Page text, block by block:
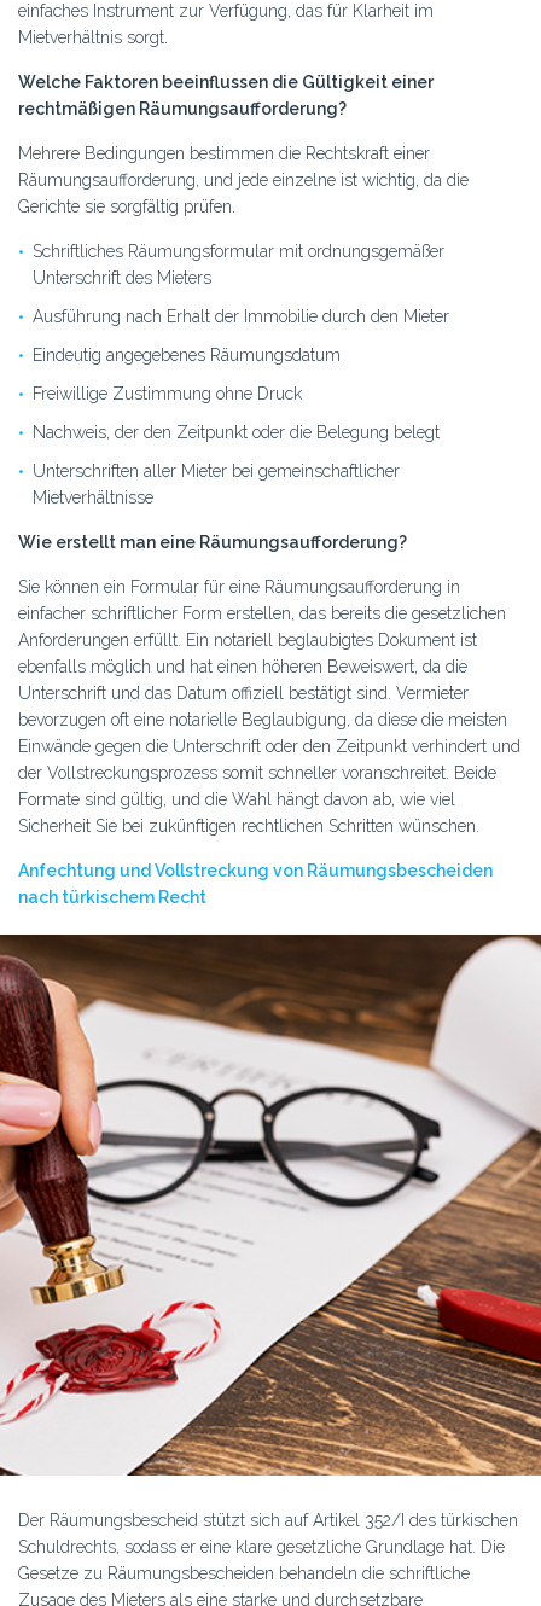
einfaches Instrument zur Verfügung, das für Klarheit im
Mietverhältnis sorgt.
Welche Faktoren beeinflussen die Gültigkeit einer
rechtmäßigen Räumungsaufforderung?
Mehrere Bedingungen bestimmen die Rechtskraft einer
Räumungsaufforderung, und jede einzelne ist wichtig, da die
Gerichte sie sorgfältig prüfen.
Schriftliches Räumungsformular mit ordnungsgemäßer
Unterschrift des Mieters
Ausführung nach Erhalt der Immobilie durch den Mieter
Eindeutig angegebenes Räumungsdatum
Freiwillige Zustimmung ohne Druck
Nachweis, der den Zeitpunkt oder die Belegung belegt
Unterschriften aller Mieter bei gemeinschaftlicher
Mietverhältnisse
Wie erstellt man eine Räumungsaufforderung?
Sie können ein Formular für eine Räumungsaufforderung in
einfacher schriftlicher Form erstellen, das bereits die gesetzlichen
Anforderungen erfüllt. Ein notariell beglaubigtes Dokument ist
ebenfalls möglich und hat einen höheren Beweiswert, da die
Unterschrift und das Datum offiziell bestätigt sind. Vermieter
bevorzugen oft eine notarielle Beglaubigung, da diese die meisten
Einwände gegen die Unterschrift oder den Zeitpunkt verhindert und
der Vollstreckungsprozess somit schneller voranschreitet. Beide
Formate sind gültig, und die Wahl hängt davon ab, wie viel
Sicherheit Sie bei zukünftigen rechtlichen Schritten wünschen.
Anfechtung und Vollstreckung von Räumungsbescheiden
nach türkischem Recht
Der Räumungsbescheid stützt sich auf Artikel 352/I des türkischen
Schuldrechts, sodass er eine klare gesetzliche Grundlage hat. Die
Gesetze zu Räumungsbescheiden behandeln die schriftliche
Zusage des Mieters als eine starke und durchsetzbare